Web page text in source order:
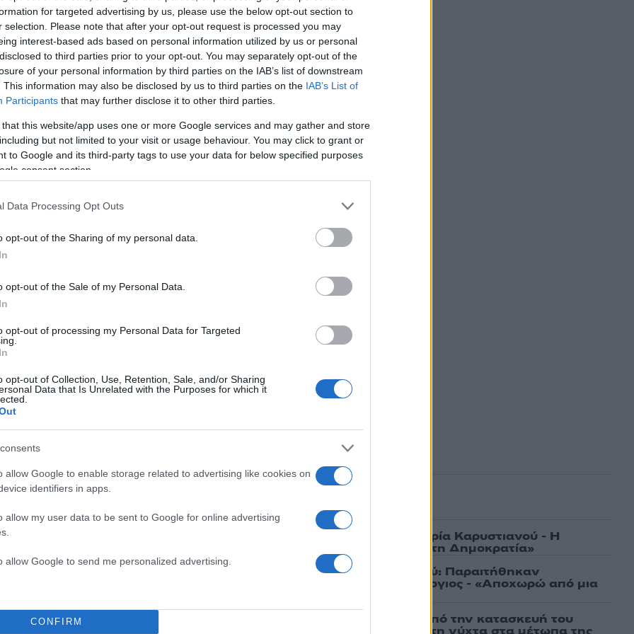
for targeted advertising by us, please use the below opt-out section to
selection. Please note that after your opt-out request is processed you may
interest-based ads based on personal information utilized by us or personal
to third parties prior to your opt-out. You may separately opt-out of the
of your personal information by third parties on the IAB’s list of downstream
This information may also be disclosed by us to third parties on the IAB’s List of
Participants that may further disclose it to other third parties.
that this website/app uses one or more Google services and may gather and store
but not limited to your visit or usage behaviour. You may click to grant or
to Google and its third-party tags to use your data for below specified purposes
consent section.
Data Processing Opt Outs
opt-out of the Sharing of my personal data.
opt-out of the Sale of my Personal Data.
opt-out of processing my Personal Data for Targeted
opt-out of Collection, Use, Retention, Sale, and/or Sharing
Data that Is Unrelated with the Purposes for which it
allow Google to enable storage related to advertising like cookies on
identifiers in apps.
allow my user data to be sent to Google for online advertising
allow Google to send me personalized advertising.
CONFIRM
Σχολίασε εδώ
50 /50
Υποβολή σχολίου
ΓΙΩΡΓΟΣ ΔΩΝΗΣ
το Νewsit.gr στοGoogle Newsκαι ενημερωθείτε
όλη την ειδησεογραφία και τα
την
οδηγός από
στελέχη κατά
αιχμές για
Πιο σχολιασμένα
Έφυγαν οι συνεργάτες, μένει η Μαρία Καρυστιανού - Η
επόμενη μέρα για την «Ελπίδα για τη Δημοκρατία»
Νέες απώλειες για την Καρυστιανού: Παραιτήθηκαν
Μουτσάτσου, Ιωαννίδου και Κοτσόργιος - «Αποχωρώ από μια
Canadair 515: Οι πρώτες εικόνες από την κατασκευή του